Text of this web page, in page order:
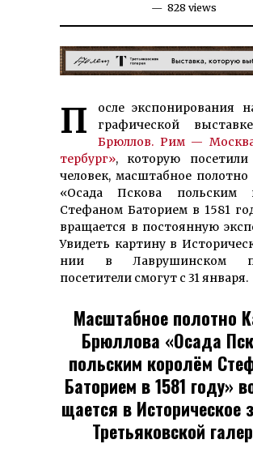
828 views
После экс­по­ни­ро­ва­ния на моно­­ гра­­фи­чес­кой
Брюл­лов. Рим —
тер­бург», ко­то­рую по­се­тили
че­ло­век, масш­таб­ное по­­лотно
«Осада Пско­ва польским
Стефа­ном Баторием в 1581
вра­щает­ся в пос­тоян­ную
Уви­­деть кар­тину в
нии в Лав­рушин­ском
посетители смогут с 31 января.
Масштабное полотно
Брюллова «Осада
польским королём
Ба­то­рием в 1581 году»
щает­ся в Историческое
Третьяковской